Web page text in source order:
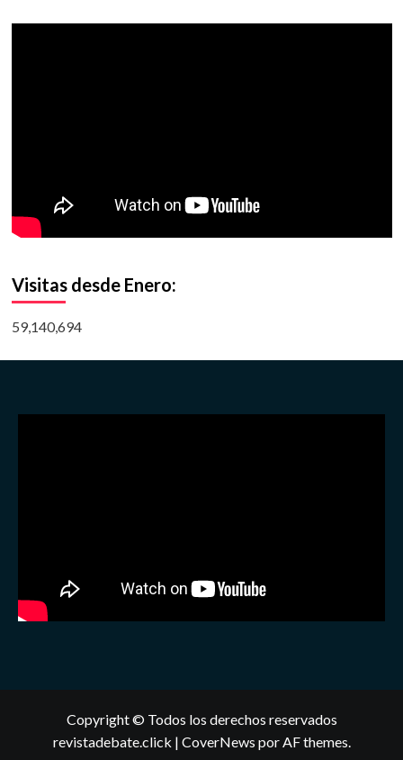
Visitas desde Enero:
59,140,694
Copyright © Todos los derechos reservados
revistadebate.click | CoverNews por AF themes.